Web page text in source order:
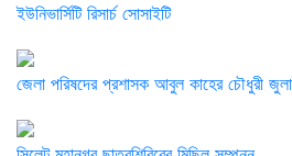
ইউনিভার্সিটি রিসার্চ সোসাইটি
জেলা পরিষদের প্রশাসক আবুল কাহের চৌধুরী